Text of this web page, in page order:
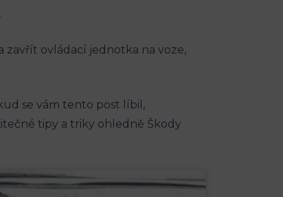
ovládací jednotka na voze,
se vám tento post líbil,
tipy a triky ohledně Škody